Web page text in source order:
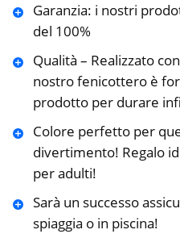
Garanzia: i nostri
del 100%
Qualità – Realizzato
nostro fenicottero è
prodotto per durare
Colore perfetto per
divertimento! Regalo
per adulti!
Sarà un successo
spiaggia o in piscina!